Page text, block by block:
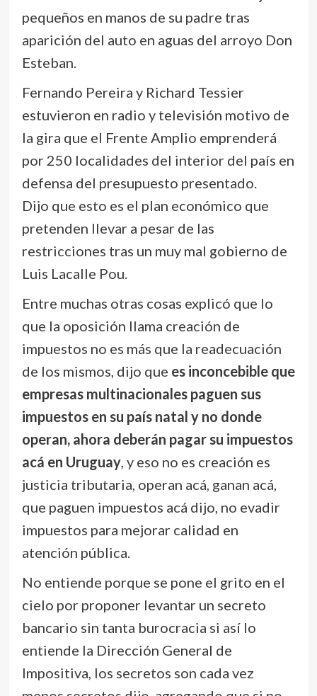
pequeños en manos de su padre tras
aparición del auto en aguas del arroyo Don
Esteban.
Fernando Pereira y Richard Tessier
estuvieron en radio y televisión motivo de
la gira que el Frente Amplio emprenderá
por 250 localidades del interior del país en
defensa del presupuesto presentado.
Dijo que esto es el plan económico que
pretenden llevar a pesar de las
restricciones tras un muy mal gobierno de
Luis Lacalle Pou.
Entre muchas otras cosas explicó que lo
que la oposición llama creación de
impuestos no es más que la readecuación
de los mismos, dijo que es inconcebible que
empresas multinacionales paguen sus
impuestos en su país natal y no donde
operan, ahora deberán pagar su impuestos
acá en Uruguay, y eso no es creación es
justicia tributaria, operan acá, ganan acá,
que paguen impuestos acá dijo, no evadir
impuestos para mejorar calidad en
atención pública.
No entiende porque se pone el grito en el
cielo por proponer levantar un secreto
bancario sin tanta burocracia si así lo
entiende la Dirección General de
Impositiva, los secretos son cada vez